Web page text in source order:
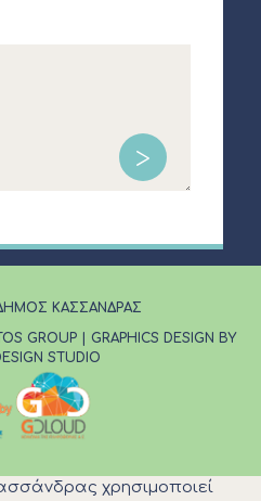
ΔΗΜΟΣ ΚΑΣΣΑΝΔΡΑΣ
GROUP
GRAPHICS DESIGN BY
STUDIO
χρησιμοποιεί